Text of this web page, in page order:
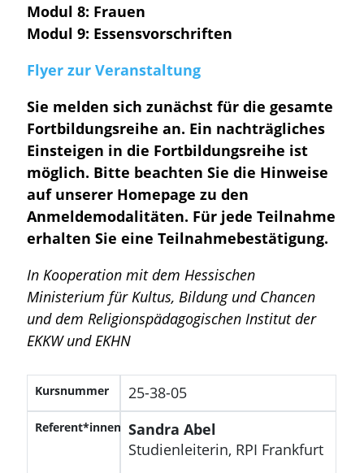
Modul 8: Frauen
Modul 9: Essensvorschriften
Flyer zur Veranstaltung
Sie melden sich zunächst für die gesamte
Fortbildungsreihe an. Ein nachträgliches
Einsteigen in die Fortbildungsreihe ist
möglich. Bitte beachten Sie die Hinweise
auf unserer Homepage zu den
Anmeldemodalitäten. Für jede Teilnahme
erhalten Sie eine Teilnahmebestätigung.
In Kooperation mit dem Hessischen
Ministerium für Kultus, Bildung und Chancen
und dem Religionspädagogischen Institut der
EKKW und EKHN
Kursnummer 25-38-05
Referent*innen Sandra Abel
Studienleiterin, RPI Frankfurt